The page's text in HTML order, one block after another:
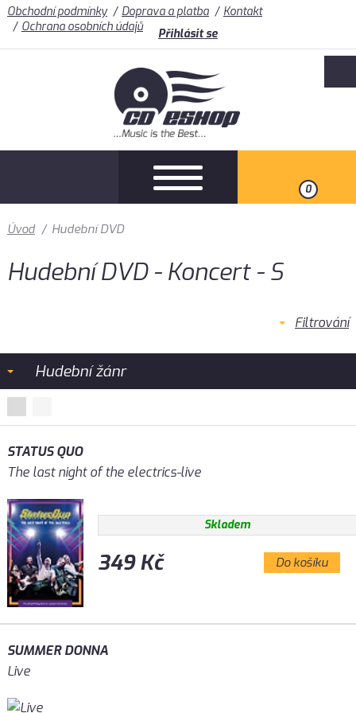
Obchodní podmínky Doprava a platba
Kontakt
Ochrana osobních údajů
Přihlásit se
0
Úvod / Hudební DVD
Hudební DVD - Koncert - S
Filtrování
Hudební žánr
STATUS QUO
The last night of the electrics-live
Skladem
349 Kč Do košíku
SUMMER DONNA
Live